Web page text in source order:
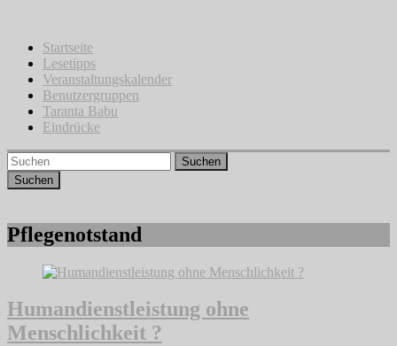
springenStartseite
Lesetipps
Veranstaltungskalender
Benutzergruppen
Taranta Babu
Eindrücke
Suchen
Pflegenotstand
Humandienstleistung ohne
Menschlichkeit ?